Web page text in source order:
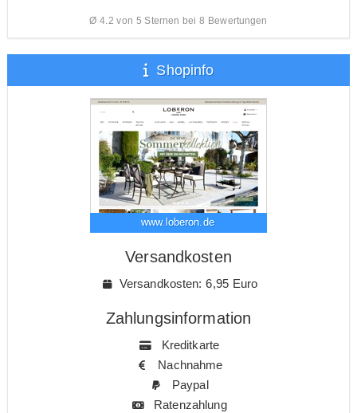
Ø 4.2 von 5 Sternen bei 8 Bewertungen
Shopinfo
www.loberon.de
Versandkosten
Versandkosten: 6,95 Euro
Zahlungsinformation
Kreditkarte
Nachnahme
Paypal
Ratenzahlung